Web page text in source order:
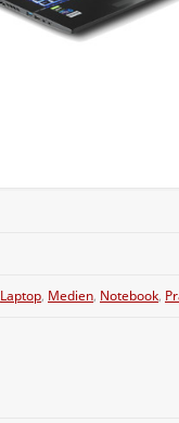
Laptop, Medien, Notebook,